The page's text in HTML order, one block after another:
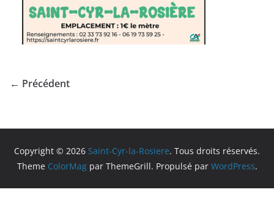
← Précédent
Copyright © 2026 Saint-Cyr-la-Rosiere. Tous droits réservés.
Theme ColorMagpar ThemeGrill. Propulsé par WordPress.